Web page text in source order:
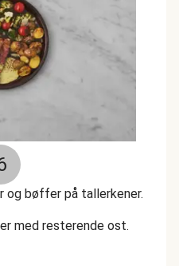
og bøffer på tallerkener.
med resterende ost.